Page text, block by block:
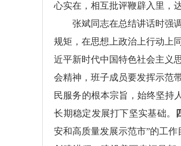
心实在，相互批评鞭辟入里，
张斌同志在总结讲话时强
规矩，在思想上政治上行动上
近平新时代中国特色社会主义
会精神，班子成员要发挥示范
民服务的根本宗旨，始终坚持
长期稳定发展打下坚实基础。
安和高质量发展示范市”的工作